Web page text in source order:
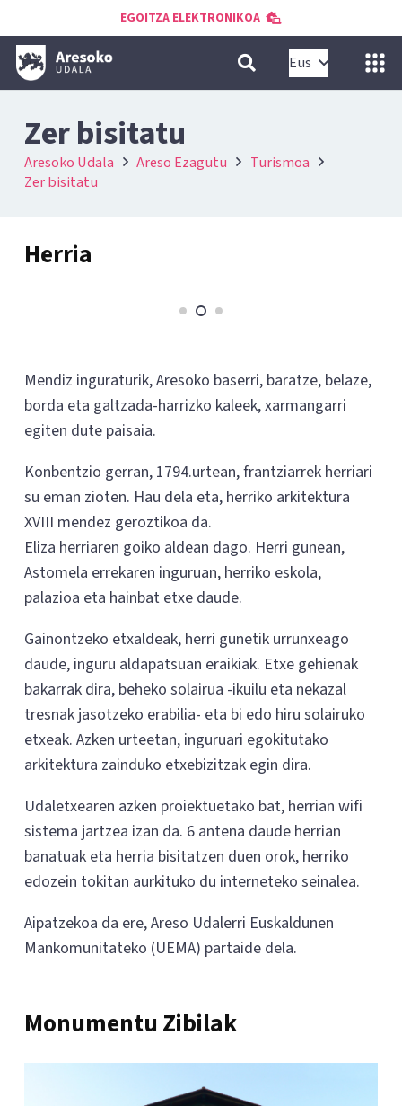
EGOITZA ELEKTRONIKOA
Eus
Zer bisitatu
Aresoko Udala Areso Ezagutu
Turismoa
Zer bisitatu
Herria
Mendiz inguraturik, Aresoko baserri, baratze, belaze,
borda eta galtzada-harrizko kaleek, xarmangarri
egiten dute paisaia.
Konbentzio gerran, 1794.urtean, frantziarrek herriari
su eman zioten. Hau dela eta, herriko arkitektura
XVIII mendez geroztikoa da.
Eliza herriaren goiko aldean dago. Herri gunean,
Astomela errekaren inguruan, herriko eskola,
palazioa eta hainbat etxe daude.
Gainontzeko etxaldeak, herri gunetik urrunxeago
daude, inguru aldapatsuan eraikiak. Etxe gehienak
bakarrak dira, beheko solairua -ikuilu eta nekazal
tresnak jasotzeko erabilia- eta bi edo hiru solairuko
etxeak. Azken urteetan, inguruari egokitutako
arkitektura zainduko etxebizitzak egin dira.
Udaletxearen azken proiektuetako bat, herrian wifi
sistema jartzea izan da. 6 antena daude herrian
banatuak eta herria bisitatzen duen orok, herriko
edozein tokitan aurkituko du interneteko seinalea.
Aipatzekoa da ere, Areso Udalerri Euskaldunen
Mankomunitateko (UEMA) partaide dela.
Monumentu Zibilak